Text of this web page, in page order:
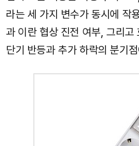
라는 세 가지 변수가 동시에 작
과 이란 협상 진전 여부, 그리고
단기 반등과 추가 하락의 분기